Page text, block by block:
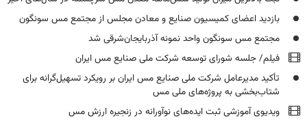
بازدید اعضای کمیسیون صنایع و معادن مجلس از مجتمع مس سونگون
مجتمع مس سونگون واحد نمونه آذربایجان‌شرقی شد
فیلم/ جلسه شورای توسعه شرکت ملی صنایع مس ایران
تأکید مدیرعامل شرکت ملی صنایع مس ایران بر رویکرد تسهیل‌گرانه برای
شتاب‌بخشی به پروژه‌های ملی مس
ویدیوی آموزشی ثبت ایده‌های نوآورانه در زنجیره ارزش مس